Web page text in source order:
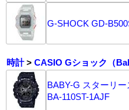
G-SHOCK GD-
時計> CASIO Gショック（
BABY-G スターリ
BA-110ST-1AJF